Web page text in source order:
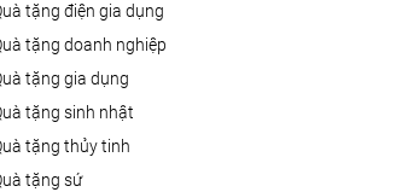
quà tặng điện gia dụng
quà tặng doanh nghiệp
quà tặng gia dụng
quà tặng sinh nhật
quà tặng thủy tinh
quà tặng sứ